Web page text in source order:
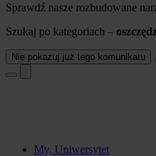
Sprawdź nasze rozbudowane
Szukaj po kategoriach –
Nie pokazuj już tego komunikatu
My, Uniwersytet